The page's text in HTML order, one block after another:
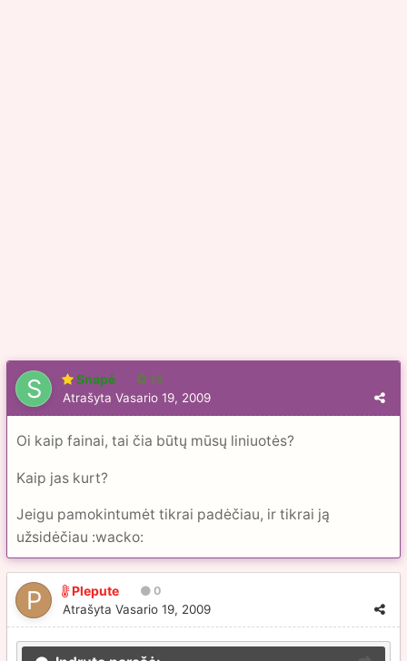
Snapė 13
Atrašyta Vasario 19, 2009
Oi kaip fainai, tai čia būtų mūsų liniuotės?
Kaip jas kurt?
Jeigu pamokintumėt tikrai padėčiau, ir tikrai ją
užsidėčiau :wacko:
Plepute 0
Atrašyta Vasario 19, 2009